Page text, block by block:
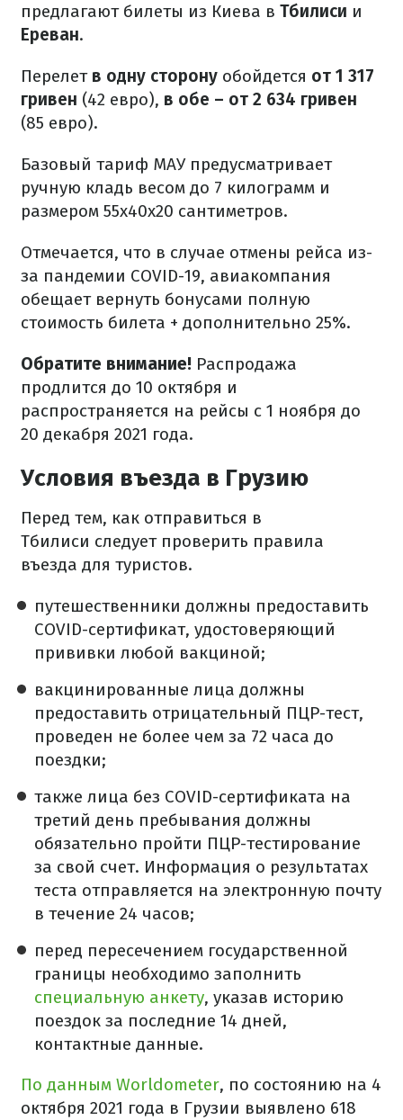
предлагают билеты из Киева в Тбилиси и
Ереван.
Перелет в одну сторону обойдется от 1 317
гривен (42 евро), в обе – от 2 634 гривен
(85 евро).
Базовый тариф МАУ предусматривает
ручную кладь весом до 7 килограмм и
размером 55х40х20 сантиметров.
Отмечается, что в случае отмены рейса из-
за пандемии COVID-19, авиакомпания
обещает вернуть бонусами полную
стоимость билета + дополнительно 25%.
Обратите внимание! Распродажа
продлится до 10 октября и
распространяется на рейсы с 1 ноября до
20 декабря 2021 года.
Условия въезда в Грузию
Перед тем, как отправиться в
Тбилиси следует проверить правила
въезда для туристов.
путешественники должны предоставить
COVID-сертификат, удостоверяющий
прививки любой вакциной;
вакцинированные лица должны
предоставить отрицательный ПЦР-тест,
проведен не более чем за 72 часа до
поездки;
также лица без COVID-сертификата на
третий день пребывания должны
обязательно пройти ПЦР-тестирование
за свой счет. Информация о результатах
теста отправляется на электронную почту
в течение 24 часов;
перед пересечением государственной
границы необходимо заполнить
специальную анкету, указав историю
поездок за последние 14 дней,
контактные данные.
По данным Worldometer, по состоянию на 4
октября 2021 года в Грузии выявлено 618